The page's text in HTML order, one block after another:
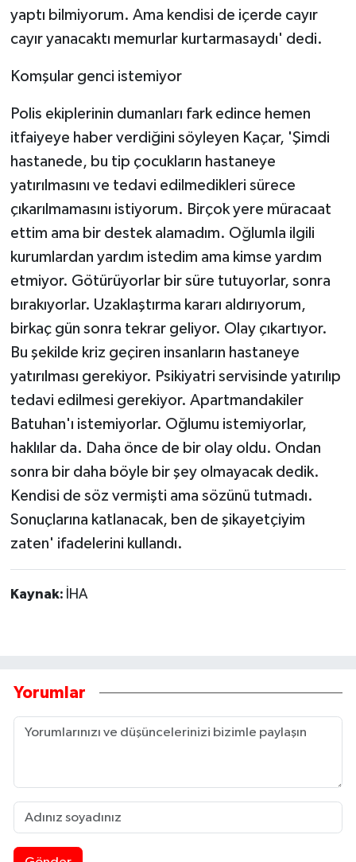
yaptı bilmiyorum. Ama kendisi de içerde cayır
cayır yanacaktı memurlar kurtarmasaydı' dedi.
Komşular genci istemiyor
Polis ekiplerinin dumanları fark edince hemen
itfaiyeye haber verdiğini söyleyen Kaçar, 'Şimdi
hastanede, bu tip çocukların hastaneye
yatırılmasını ve tedavi edilmedikleri sürece
çıkarılmamasını istiyorum. Birçok yere müracaat
ettim ama bir destek alamadım. Oğlumla ilgili
kurumlardan yardım istedim ama kimse yardım
etmiyor. Götürüyorlar bir süre tutuyorlar, sonra
bırakıyorlar. Uzaklaştırma kararı aldırıyorum,
birkaç gün sonra tekrar geliyor. Olay çıkartıyor.
Bu şekilde kriz geçiren insanların hastaneye
yatırılması gerekiyor. Psikiyatri servisinde yatırılıp
tedavi edilmesi gerekiyor. Apartmandakiler
Batuhan'ı istemiyorlar. Oğlumu istemiyorlar,
haklılar da. Daha önce de bir olay oldu. Ondan
sonra bir daha böyle bir şey olmayacak dedik.
Kendisi de söz vermişti ama sözünü tutmadı.
Sonuçlarına katlanacak, ben de şikayetçiyim
zaten' ifadelerini kullandı.
Kaynak: İHA
Yorumlar